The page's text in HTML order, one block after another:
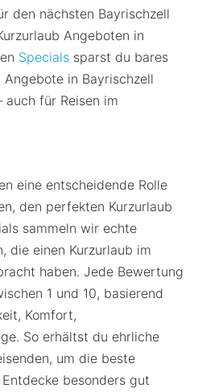
den nächsten Bayrischzell
Angeboten in
Specials sparst du bares
in Bayrischzell
für Reisen im
eine entscheidende Rolle
den perfekten Kurzurlaub
sammeln wir echte
die einen Kurzurlaub im
haben. Jede Bewertung
1 und 10, basierend
Komfort,
So erhältst du ehrliche
um die beste
besonders gut